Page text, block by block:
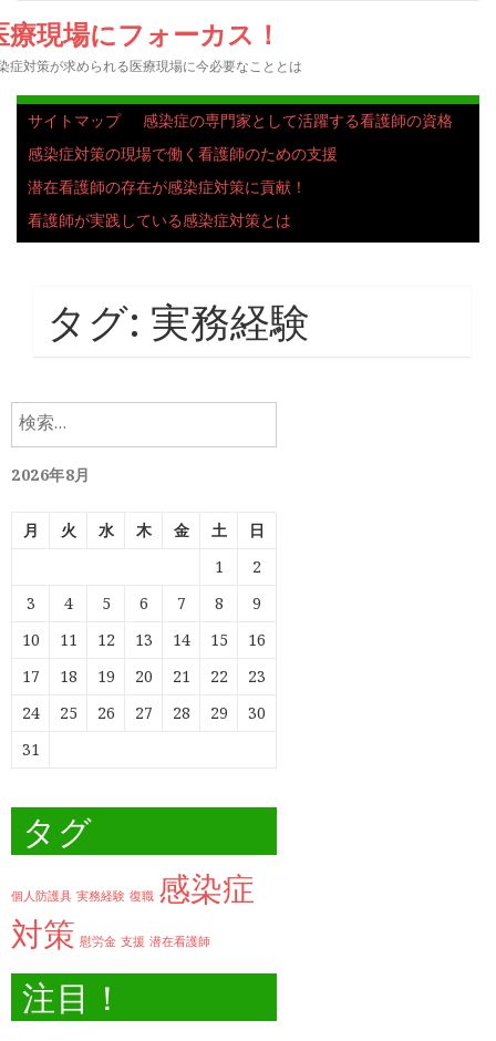
療現場にフォーカス！
症対策が求められる医療現場に今必要なこととは
サイトマップ
感染症の専門家として活躍する看護師の資格
感染症対策の現場で働く看護師のための支援
潜在看護師の存在が感染症対策に貢献！
看護師が実践している感染症対策とは
タグ: 実務経験
検
索:
2026年8月
月 火 水 木 金 土
日
1
2
3
4 5 6 7 8
9
10
11 12 13 14 15
16
17
18 19 20 21 22
23
24
25 26 27 28 29
30
31
タグ
個人防護具 実務経験 復職 感染症
対策 慰労金 支援 潜在看護師
注目！